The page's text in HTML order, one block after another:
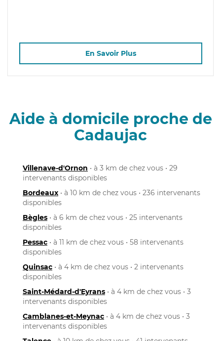
En Savoir Plus
Aide à domicile proche de
Cadaujac
Villenave-d'Ornon • à 3 km de chez vous • 29
intervenants disponibles
Bordeaux • à 10 km de chez vous • 236 intervenants
disponibles
Bègles • à 6 km de chez vous • 25 intervenants
disponibles
Pessac • à 11 km de chez vous • 58 intervenants
disponibles
Quinsac • à 4 km de chez vous • 2 intervenants
disponibles
Saint-Médard-d'Eyrans • à 4 km de chez vous • 3
intervenants disponibles
Camblanes-et-Meynac • à 4 km de chez vous • 3
intervenants disponibles